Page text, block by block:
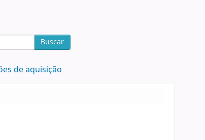
Buscar
de aquisição